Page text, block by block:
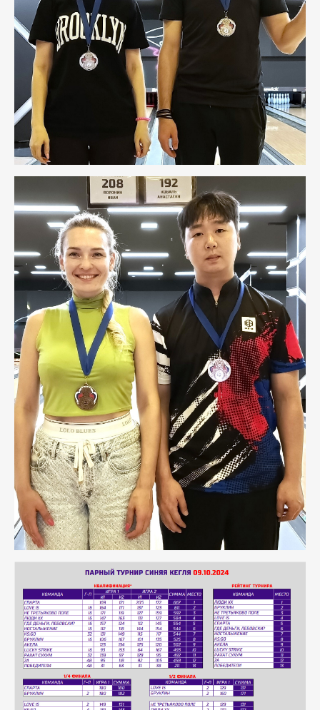
Хабаровского края»
ОГРН 1122700001819 ИНН 2724999422
Нормативные документы
Любите боулинг так же, как
любим его мы!